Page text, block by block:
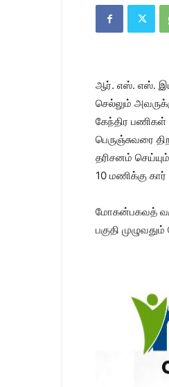
ஆர். எஸ். எஸ்.
செல்லும்
கேந்திர பணிகள்
பெருஞ்சுவரை
தரிசனம்
10 மணிக்கு
மோகன்பகவத்
பகுதி